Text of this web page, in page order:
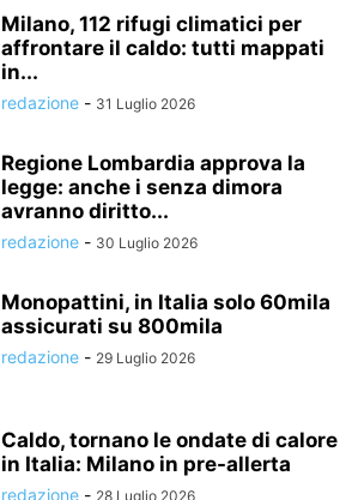
Milano, 112 rifugi climatici per
affrontare il caldo: tutti mappati
in...
redazione - 31 Luglio 2026
Regione Lombardia approva la
legge: anche i senza dimora
avranno diritto...
redazione - 30 Luglio 2026
Monopattini, in Italia solo 60mila
assicurati su 800mila
redazione - 29 Luglio 2026
Caldo, tornano le ondate di calore
in Italia: Milano in pre-allerta
redazione - 28 Luglio 2026